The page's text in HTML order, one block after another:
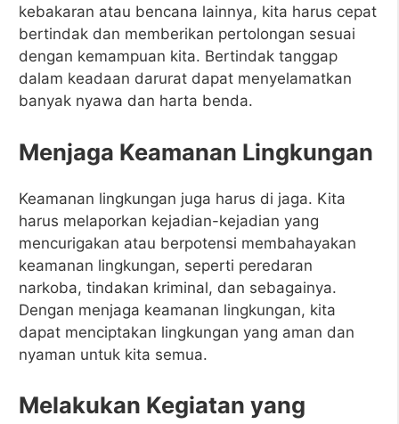
kebakaran atau bencana lainnya, kita harus cepat
bertindak dan memberikan pertolongan sesuai
dengan kemampuan kita. Bertindak tanggap
dalam keadaan darurat dapat menyelamatkan
banyak nyawa dan harta benda.
Menjaga Keamanan Lingkungan
Keamanan lingkungan juga harus di jaga. Kita
harus melaporkan kejadian-kejadian yang
mencurigakan atau berpotensi membahayakan
keamanan lingkungan, seperti peredaran
narkoba, tindakan kriminal, dan sebagainya.
Dengan menjaga keamanan lingkungan, kita
dapat menciptakan lingkungan yang aman dan
nyaman untuk kita semua.
Melakukan Kegiatan yang